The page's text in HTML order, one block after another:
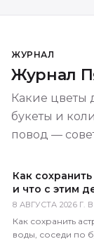
ЖУРНАЛ
Журнал
Какие цветы
букеты и
повод —
Как
и что с этим
8 АВГУСТА 2026 Г. В
Как сохранить
воды, соседи по